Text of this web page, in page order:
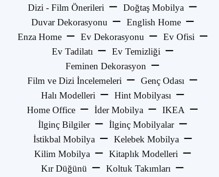
Dizi - Film Önerileri
Doğtaş Mobilya
Duvar Dekorasyonu
English Home
Enza Home
Ev Dekorasyonu
Ev Ofisi
Ev Tadilatı
Ev Temizliği
Feminen Dekorasyon
Film ve Dizi İncelemeleri
Genç Odası
Halı Modelleri
Hint Mobilyası
Home Office
İder Mobilya
IKEA
İlginç Bilgiler
İlginç Mobilyalar
İstikbal Mobilya
Kelebek Mobilya
Kilim Mobilya
Kitaplık Modelleri
Kır Düğünü
Koltuk Takımları